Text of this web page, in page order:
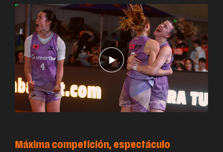
Máxima competición, espectáculo